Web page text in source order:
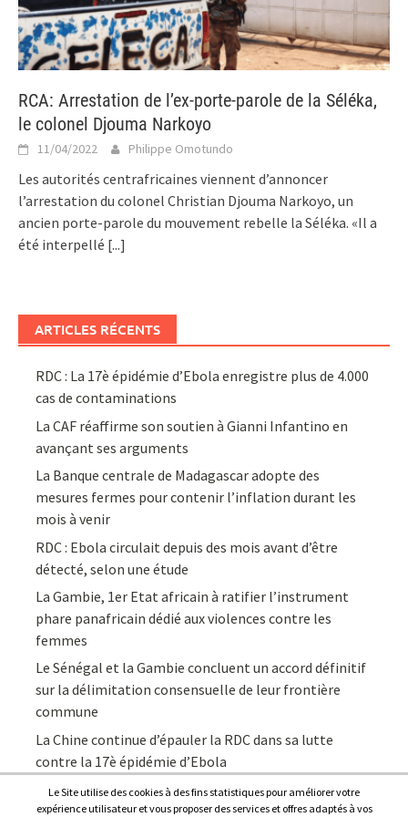
RCA: Arrestation de l’ex-porte-parole de la Séléka,
le colonel Djouma Narkoyo
11/04/2022 Philippe Omotundo
Les autorités centrafricaines viennent d’annoncer
l’arrestation du colonel Christian Djouma Narkoyo, un
ancien porte-parole du mouvement rebelle la Séléka. «Il a
été interpellé [...]
ARTICLES RÉCENTS
RDC : La 17è épidémie d’Ebola enregistre plus de 4.000
cas de contaminations
La CAF réaffirme son soutien à Gianni Infantino en
avançant ses arguments
La Banque centrale de Madagascar adopte des
mesures fermes pour contenir l’inflation durant les
mois à venir
RDC : Ebola circulait depuis des mois avant d’être
détecté, selon une étude
La Gambie, 1er Etat africain à ratifier l’instrument
phare panafricain dédié aux violences contre les
femmes
Le Sénégal et la Gambie concluent un accord définitif
sur la délimitation consensuelle de leur frontière
commune
La Chine continue d’épauler la RDC dans sa lutte
contre la 17è épidémie d’Ebola
Le Site utilise des cookies à des fins statistiques pour améliorer votre
expérience utilisateur et vous proposer des services et offres adaptés à vos